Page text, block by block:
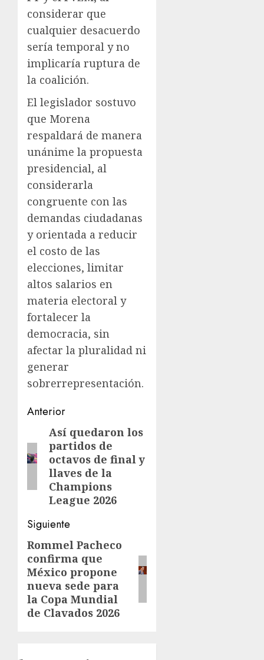
considerar que
cualquier desacuerdo
sería temporal y no
implicaría ruptura de
la coalición.
El legislador sostuvo
que Morena
respaldará de manera
unánime la propuesta
presidencial, al
considerarla
congruente con las
demandas ciudadanas
y orientada a reducir
el costo de las
elecciones, limitar
altos salarios en
materia electoral y
fortalecer la
democracia, sin
afectar la pluralidad ni
generar
sobrerrepresentación.
Navegación
entradas
Anterior
Entrada
anterior:
Así quedaron los
partidos de
octavos de final y
llaves de la
Champions
League 2026
Siguiente
Siguiente
entrada:
Rommel Pacheco
confirma que
México propone
nueva sede para
la Copa Mundial
de Clavados 2026